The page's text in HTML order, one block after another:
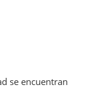
se encuentran